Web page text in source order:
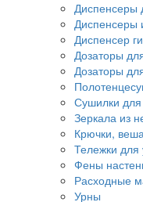
Диспенсеры
Диспенсеры
Диспенсер
Дозаторы
Дозаторы
Сушилки для
Зеркала из
Крючки,
Тележки
Фены
Расходные
Урны